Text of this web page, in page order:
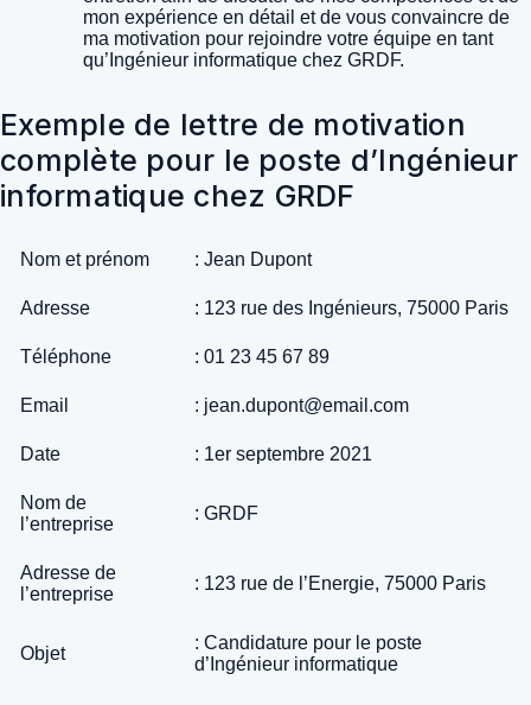
mon expérience en détail et de vous convaincre de
ma motivation pour rejoindre votre équipe en tant
qu’Ingénieur informatique chez GRDF.
Exemple de lettre de motivation
complète pour le poste d’Ingénieur
informatique chez GRDF
Nom et prénom : Jean Dupont
Adresse : 123 rue des Ingénieurs, 75000 Paris
Téléphone : 01 23 45 67 89
Email : jean.dupont@email.com
Date : 1er septembre 2021
Nom de
l’entreprise
: GRDF
Adresse de
l’entreprise
: 123 rue de l’Energie, 75000 Paris
Objet
: Candidature pour le poste
d’Ingénieur informatique